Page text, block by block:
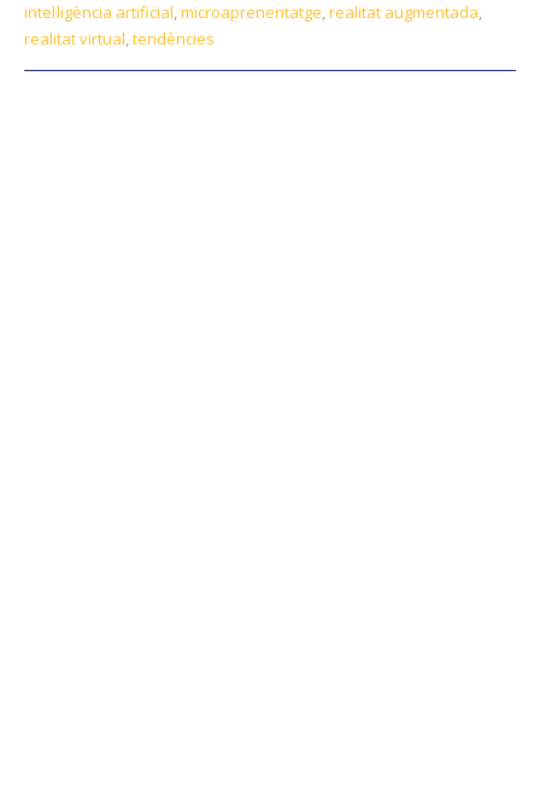
intel·ligència artificial,microaprenentatge,realitat augmentada,
realitat virtual,tendències